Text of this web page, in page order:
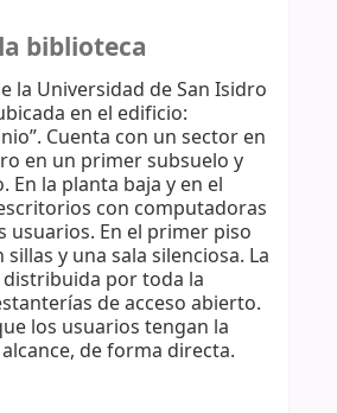
biblioteca
la Universidad de San Isidro
en el edificio:
Cuenta con un sector en
en un primer subsuelo y
En la planta baja y en el
con computadoras
usuarios. En el primer piso
sillas y una sala silenciosa. La
distribuida por toda la
de acceso abierto.
los usuarios tengan la
de forma directa.